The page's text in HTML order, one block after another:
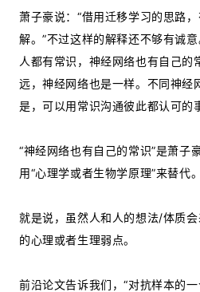
萧子豪说：“借用迁移学习的思路
解。”不过这样的解释还不够有诚
人都有常识，神经网络也有自己的
远，神经网络也是一样。不同神经
是，可以用常识沟通彼此都认可的
“神经网络也有自己的常识”是萧子
用“心理学或者生物学原理”来替代。
就是说，虽然人和人的想法/体质
的心理或者生理弱点。
前沿论文告诉我们，“对抗样本的